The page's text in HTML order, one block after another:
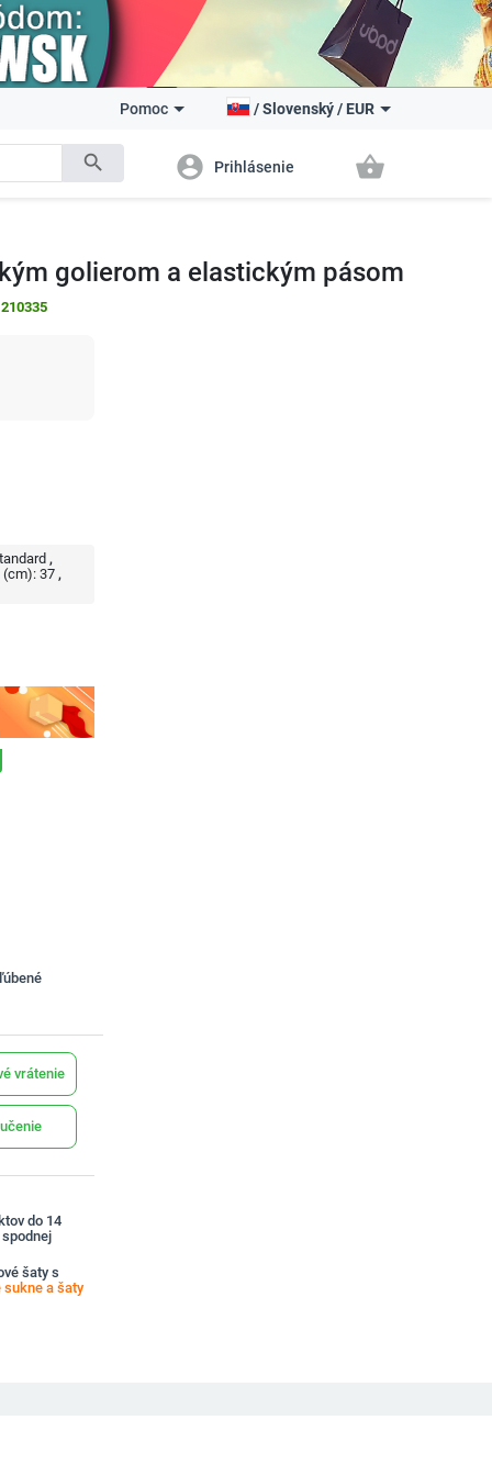
search
Pomoc /Slovenský/ EUR
account_circle Prihlásenie shopping_basket
golierom a elastickým pásom
210335
(cm): 37
vrátenie
do 14
šaty s
sukne a šaty